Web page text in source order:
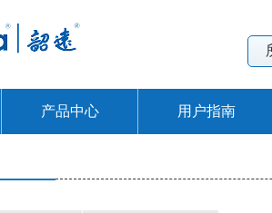
产品中心 用户指南